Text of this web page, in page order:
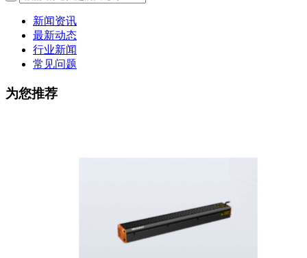
新闻资讯
最新动态
行业新闻
常见问题
为您推荐